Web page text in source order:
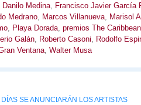
Danilo Medina, Francisco Javier García
Medrano, Marcos Villanueva, Marisol
, Playa Dorada, premios The
Galán, Roberto Casoni, Rodolfo
Ventana, Walter Musa
SE ANUNCIARÁN LOS ARTISTAS